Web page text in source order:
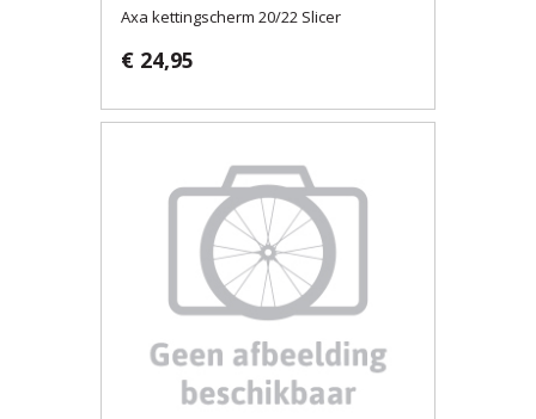
Axa kettingscherm 20/22 Slicer
€ 24,95